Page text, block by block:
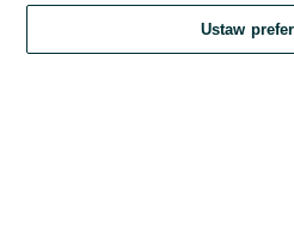
Kontynuując za pośrednictwem jednego
Regulamin serwisu
Ustaw